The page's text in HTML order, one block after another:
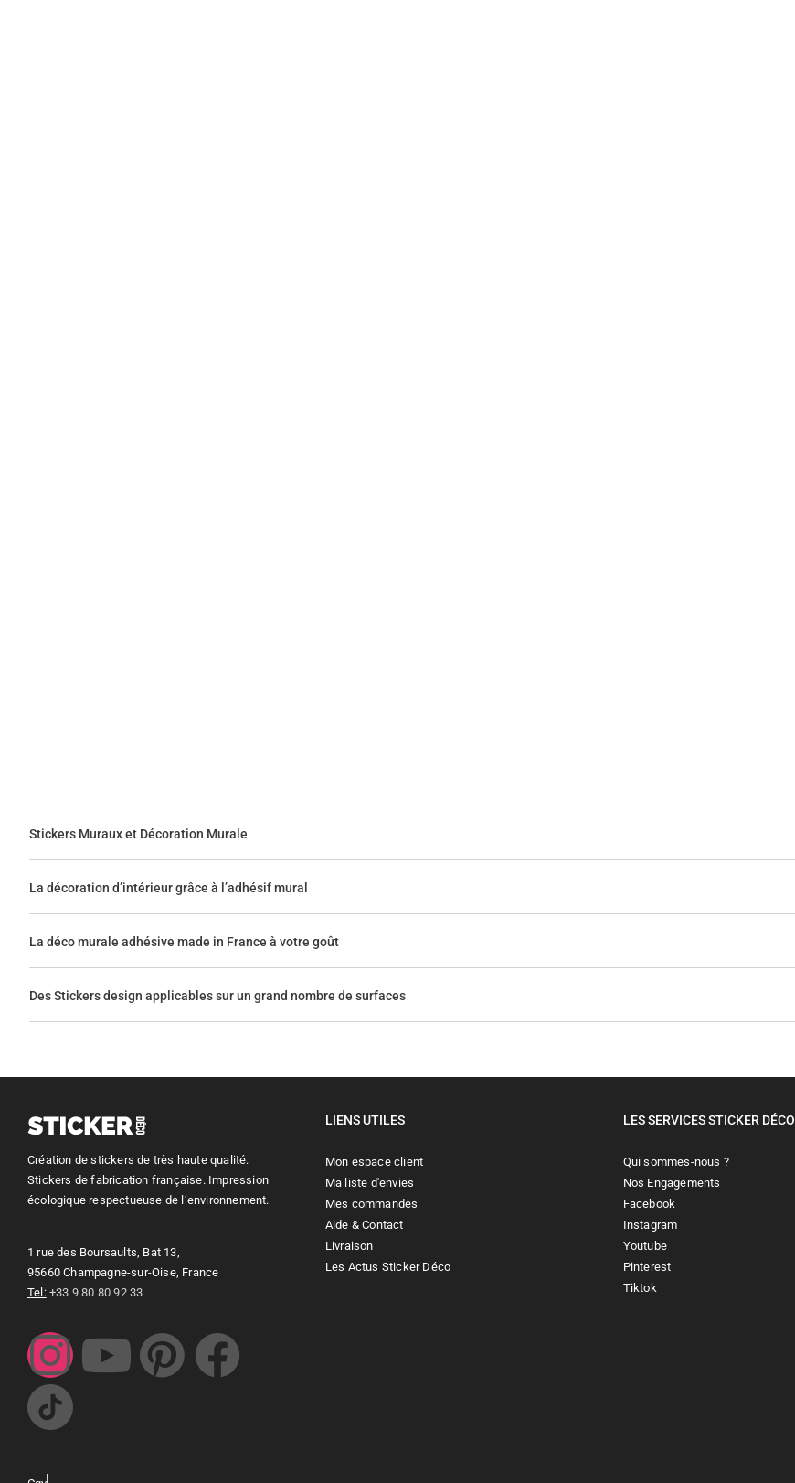
Stickers Muraux et Décoration Murale
La décoration d’intérieur grâce à l’adhésif mural
La déco murale adhésive made in France à votre goût
Des Stickers design applicables sur un grand nombre de surfaces
Création de stickers de très haute qualité.
Stickers de fabrication française. Impression
écologique respectueuse de l’environnement.
1 rue des Boursaults, Bat 13,
95660 Champagne-sur-Oise, France
Tel: +33 9 80 80 92 33
LIENS UTILES
Mon espace client
Ma liste d'envies
Mes commandes
Aide & Contact
Livraison
Les Actus Sticker Déco
LES SERVICES STICKER DÉCO
Qui sommes-nous ?
Nos Engagements
Facebook
Instagram
Youtube
Pinterest
Tiktok